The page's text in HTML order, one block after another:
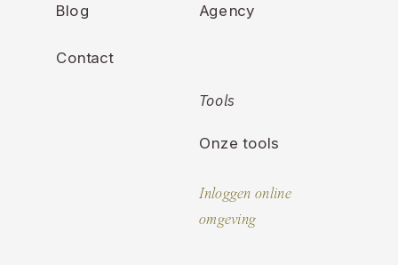
Contact
Blog Agency
Tools
Onze tools
Inloggen online
omgeving